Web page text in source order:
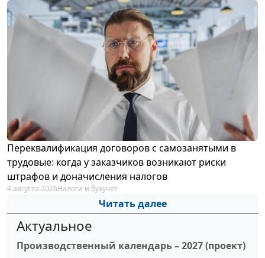
Переквалификация договоров с самозанятыми в
трудовые: когда у заказчиков возникают риски
штрафов и доначисления налогов
4 августа 2026Налоги и бухучет
Читать далее
Актуальное
Производственный календарь – 2027 (проект)